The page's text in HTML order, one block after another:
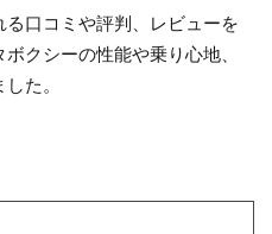
る口コミや評判、レビューを
クシーの性能や乗り心地、
た。